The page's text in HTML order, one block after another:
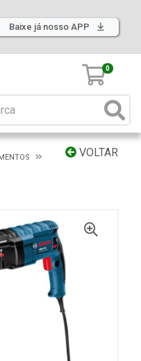
Baixe já nosso APP
0
VOLTAR